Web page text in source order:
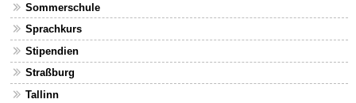
Sommerschule
Sprachkurs
Stipendien
Straßburg
Tallinn